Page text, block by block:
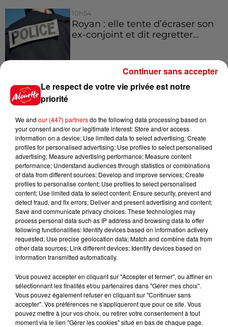
10h54
Royan : elle tente d’écraser son
ex-conjoint et dit regretter...
Cambriolages : plus de 18 000
7 août 2026
Pape Léon XIV en France : quel
est son programme ?
7 août 2026
Limoges : un bébé d'un mois
blessé dans un incendie, un
appartement...
Jeux Voir plus
Le respect de votre vie privée est notre
priorité
We and our (447) partnersdo the following data processing based on
your consent and/or our legitimate interest: Store and/or access
information on a device; Use limited data to select advertising; Create
profiles for personalised advertising; Use profiles to select personalised
advertising; Measure advertising performance; Measure content
performance; Understand audiences through statistics or combinations
of data from different sources; Develop and improve services; Create
profiles to personalise content; Use profiles to select personalised
content; Use limited data to select content; Ensure security, prevent and
detect fraud, and fix errors; Deliver and present advertising and content;
Save and communicate privacy choices. These technologies may
process personal data such as IP address and browsing data to offer
following functionalities: Identify devices based on information actively
requested; Use precise geolocation data; Match and combine data from
other data sources; Link different devices; Identify devices based on
information transmitted automatically.
Vous pouvez accepter en cliquant sur "Accepter et fermer", ou affiner en
sélectionnant les finalités et/ou partenaires dans "Gérer mes choix".
Vous pouvez également refuser en cliquant sur "Continuer sans
accepter". Vos préférences ne s'appliqueront que pour ce site. Vous
pouvez mettre à jour vos choix, ou retirer votre consentement à tout
moment via le lien "Gérer les cookies" situé en bas de chaque page.
Continuer sans accepter